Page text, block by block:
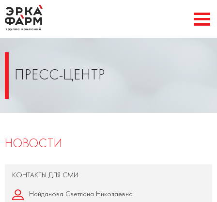
ПРЕСС-ЦЕНТР
НОВОСТИ
КОНТАКТЫ ДЛЯ СМИ
Найданова Светлана Николаевна